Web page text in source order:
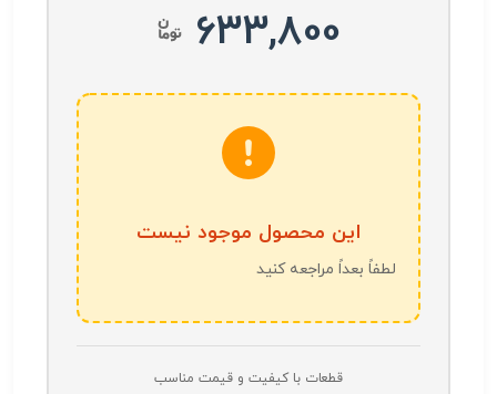
633,800
این محصول موجود نیست
لطفاً بعداً مراجعه کنید
قطعات با کیفیت و قیمت مناسب